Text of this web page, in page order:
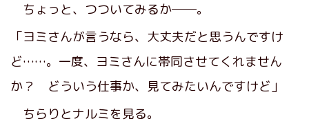
ちょっと、つついてみるか──。
「ヨミさんが言うなら、大丈夫だと思うんですけ
ど……。一度、ヨミさんに帯同させてくれません
か？ どういう仕事か、見てみたいんですけど」
ちらりとナルミを見る。